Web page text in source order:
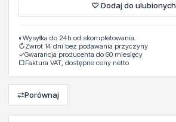
♡ Dodaj do ulubionych
◐ Wysyłka do 24h od skompletowania.
↻Zwrot 14 dni bez podawania przyczyny
✓Gwarancja producenta do 60 miesięcy
▢Faktura VAT, dostępne ceny netto
⇄Porównaj